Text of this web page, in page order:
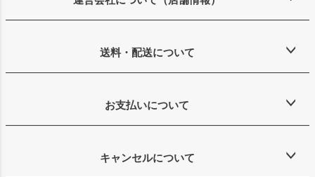
送料・配送について
お支払いについて
キャンセルについて